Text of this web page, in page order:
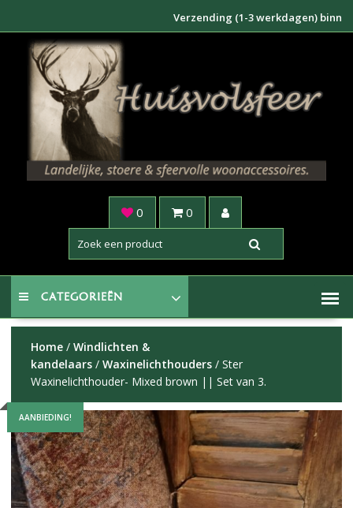
inhoud
Verzending (1-3 werkdagen) binnen
0 0
CATEGORIEËN
Home/ Windlichten &
kandelaars/ Waxinelichthouders/ Ster
Waxinelichthouder- Mixed brown || Set van 3.
AANBIEDING!